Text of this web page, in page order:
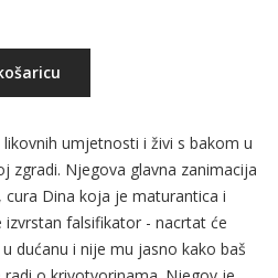
umjetnosti i živi s bakom u
zgradi. Njegova glavna zanimacija
Dina koja je maturantica i
falsifikator - nacrtat će
dućanu i nije mu jasno kako baš